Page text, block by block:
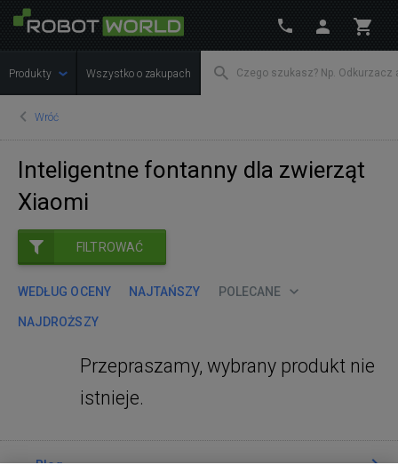
Produkty Wszystko o zakupach
Wróć
Inteligentne fontanny dla zwierząt
Xiaomi
FILTROWAĆ
WEDŁUG OCENY NAJTAŃSZY POLECANE
NAJDROŻSZY
Przepraszamy, wybrany produkt nie
istnieje.
Blog